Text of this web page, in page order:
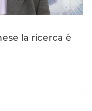
la ricerca è